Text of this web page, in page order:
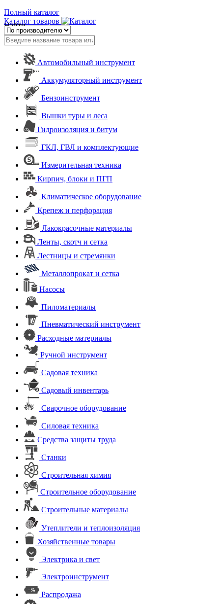
Полный каталог
Каталог товаров
Найти
Автомобильный инструмент
Аккумуляторный инструмент
Бензоинструмент
Вышки туры и леса
Гидроизоляция и битум
ГКЛ, ГВЛ и комплектующие
Измерительная техника
Кирпич, блоки и ПГП
Климатическое оборудование
Крепеж и перфорация
Лакокрасочные материалы
Ленты, скотч и сетка
Лестницы и стремянки
Металлопрокат и сетка
Насосы
Пиломатериалы
Пневматический инструмент
Расходные материалы
Ручной инструмент
Садовая техника
Садовый инвентарь
Сварочное оборудование
Силовая техника
Средства защиты труда
Станки
Строительная химия
Строительное оборудование
Строительные материалы
Утеплители и теплоизоляция
Хозяйственные товары
Электрика и свет
Электроинструмент
Распродажа